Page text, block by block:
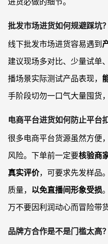
批发市场进货如何规避踩坑？
线下批发市场进货容易遇到
建议现场多对比、少量试单
播场景实际测试产品表现，
手阶段切勿一口气大量囤货
电商平台进货如何防止平台
很多电商平台货源虽然方便
风险。下单前一定要核验商
真实评价，可要求先发样品
质量， 以免直播间形象受损
万不要因利润动心而冒险带货
品牌方合作是不是门槛太高？